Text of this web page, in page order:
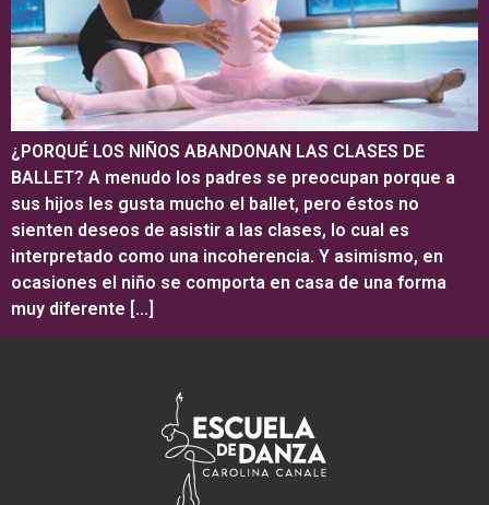
¿PORQUÉ LOS NIÑOS ABANDONAN LAS CLASES DE
BALLET? A menudo los padres se preocupan porque a
sus hijos les gusta mucho el ballet, pero éstos no
sienten deseos de asistir a las clases, lo cual es
interpretado como una incoherencia. Y asimismo, en
ocasiones el niño se comporta en casa de una forma
muy diferente […]